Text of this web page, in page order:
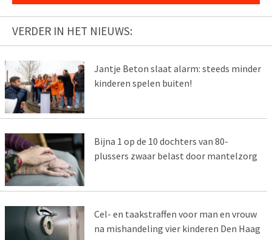
VERDER IN HET NIEUWS:
Jantje Beton slaat alarm: steeds minder
kinderen spelen buiten!
Bijna 1 op de 10 dochters van 80-
plussers zwaar belast door mantelzorg
Cel- en taakstraffen voor man en vrouw
na mishandeling vier kinderen Den Haag